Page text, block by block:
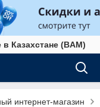
Казахстане (BAM)
интернет-магазин